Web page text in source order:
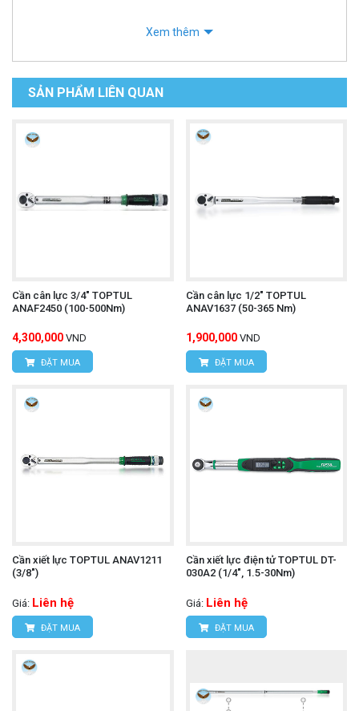
Xem thêm
SẢN PHẨM LIÊN QUAN
Cần cân lực 3/4" TOPTUL
ANAF2450 (100-500Nm)
4,300,000 VND
ĐẶT MUA
Cần cân lực 1/2" TOPTUL
ANAV1637 (50-365 Nm)
1,900,000 VND
ĐẶT MUA
Cần xiết lực TOPTUL ANAV1211
(3/8")
Giá: Liên hệ
ĐẶT MUA
Cần xiết lực điện tử TOPTUL DT-
030A2 (1/4", 1.5-30Nm)
Giá: Liên hệ
ĐẶT MUA